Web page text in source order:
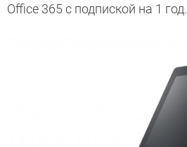
Office 365 с подпиской на 1 год.